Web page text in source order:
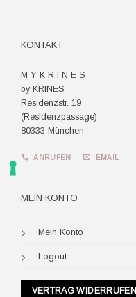
KONTAKT
M Y K R I N E S
by KRINES
Residenzstr. 19
(Residenzpassage)
80333 München
ANRUFEN EMAIL
MEIN KONTO
Mein Konto
Logout
VERTRAG WIDERRUFEN